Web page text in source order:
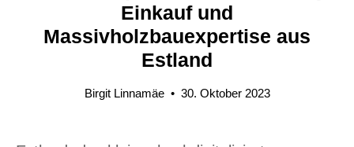
Einkauf und
Massivholzbauexpertise aus
Estland
Birgit Linnamäe• 30. Oktober 2023